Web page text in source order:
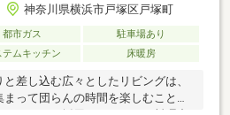
神奈川県横浜市戸塚区戸塚町
都市ガス
駐車場あり
テムキッチン 床暖房
差し込む広々としたリビングは、
って団らんの時間を楽しむことが